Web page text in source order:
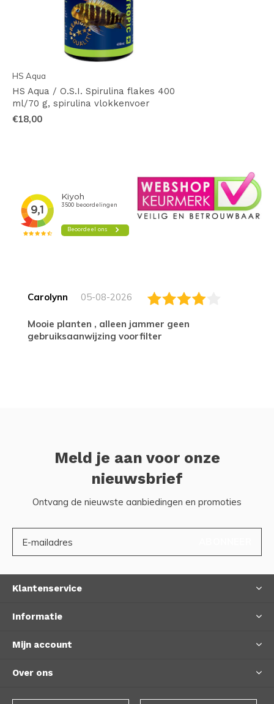
HS Aqua
HS Aqua / O.S.I. Spirulina flakes 400
ml/70 g, spirulina vlokkenvoer
€18,00
Carolynn 05-08-2026
Mooie planten , alleen jammer geen
gebruiksaanwijzing voorfilter
Meld je aan voor onze
nieuwsbrief
Ontvang de nieuwste aanbiedingen en promoties
Klantenservice
Informatie
Mijn account
Over ons